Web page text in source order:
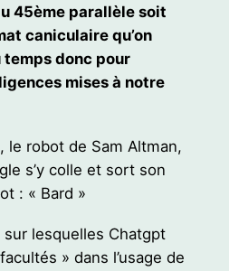
45ème parallèle soit
caniculaire qu’on
temps donc pour
mises à notre
, le robot de Sam Altman,
s’y colle et sort son
: « Bard »
lesquelles Chatgpt
» dans l’usage de